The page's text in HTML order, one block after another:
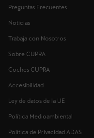
Preguntas Frecuentes
Noticias
Trabaja con Nosotros
Sobre CUPRA
Coches CUPRA
Accesibilidad
Ley de datos de la UE
Política Medioambiental
Política de Privacidad ADAS